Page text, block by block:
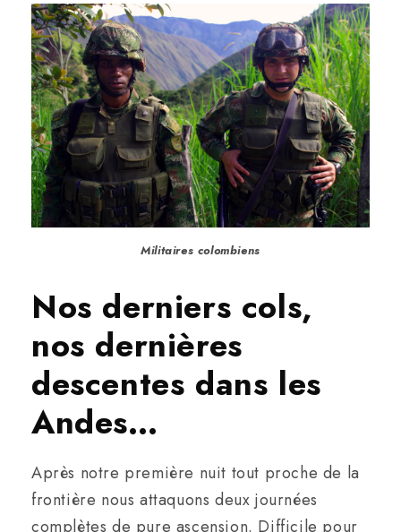
Militaires colombiens
Nos derniers cols,
nos dernières
descentes dans les
Andes…
Après notre première nuit tout proche de la
frontière nous attaquons deux journées
complètes de pure ascension. Difficile pour